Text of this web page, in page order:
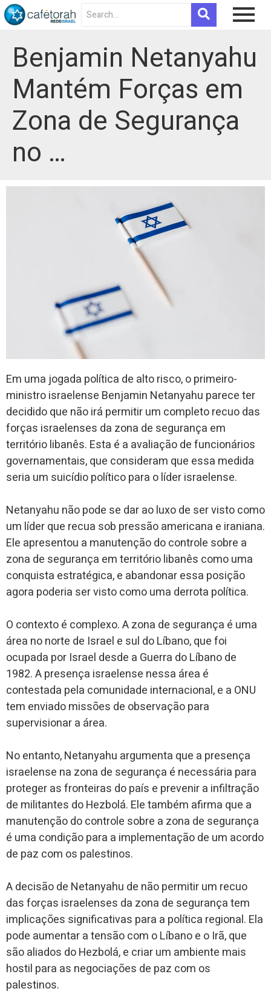
Benjamin Netanyahu
Mantém Forças em
Zona de Segurança
no …
Em uma jogada política de alto risco, o primeiro-
ministro israelense Benjamin Netanyahu parece ter
decidido que não irá permitir um completo recuo das
forças israelenses da zona de segurança em
território libanês. Esta é a avaliação de funcionários
governamentais, que consideram que essa medida
seria um suicídio político para o líder israelense.
Netanyahu não pode se dar ao luxo de ser visto como
um líder que recua sob pressão americana e iraniana.
Ele apresentou a manutenção do controle sobre a
zona de segurança em território libanês como uma
conquista estratégica, e abandonar essa posição
agora poderia ser visto como uma derrota política.
O contexto é complexo. A zona de segurança é uma
área no norte de Israel e sul do Líbano, que foi
ocupada por Israel desde a Guerra do Líbano de
1982. A presença israelense nessa área é
contestada pela comunidade internacional, e a ONU
tem enviado missões de observação para
supervisionar a área.
No entanto, Netanyahu argumenta que a presença
israelense na zona de segurança é necessária para
proteger as fronteiras do país e prevenir a infiltração
de militantes do Hezbolá. Ele também afirma que a
manutenção do controle sobre a zona de segurança
é uma condição para a implementação de um acordo
de paz com os palestinos.
A decisão de Netanyahu de não permitir um recuo
das forças israelenses da zona de segurança tem
implicações significativas para a política regional. Ela
pode aumentar a tensão com o Líbano e o Irã, que
são aliados do Hezbolá, e criar um ambiente mais
hostil para as negociações de paz com os
palestinos.